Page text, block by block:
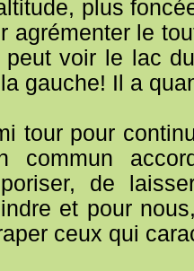
plus
agrémenter le
peut voir le lac
gauche! Il a
tour pour
commun
de
et pour
ceux qui